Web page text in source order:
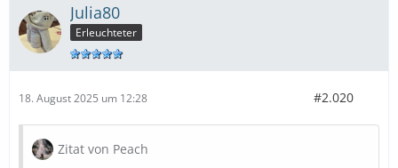
Julia80
Erleuchteter
18. August 2025 um 12:28 #2.020
Zitat von Peach